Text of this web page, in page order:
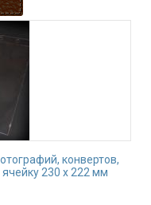
конвертов,
230 х 222 мм